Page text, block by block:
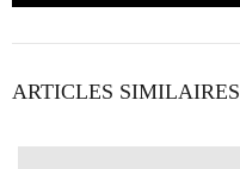
ARTICLES SIMILAIRES